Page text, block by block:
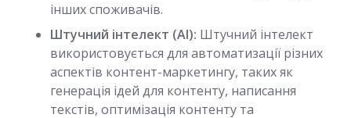
інших споживачів.
Штучний інтелект (AI): Штучний інтелект
використовується для автоматизації різних
аспектів контент-маркетингу, таких як
генерація ідей для контенту, написання
текстів, оптимізація контенту та